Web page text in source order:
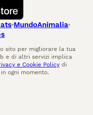
MundoAnimalia
sito per migliorare la tua
e di altri servizi implica
e Cookie Policy di
in ogni momento.